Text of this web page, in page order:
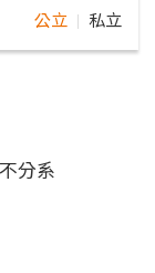
公立 私立
分系